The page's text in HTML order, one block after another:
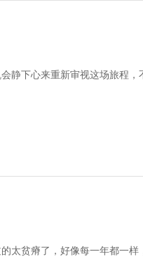
静下心来重新审视这场旅程，
太贫瘠了，好像每一年都一样